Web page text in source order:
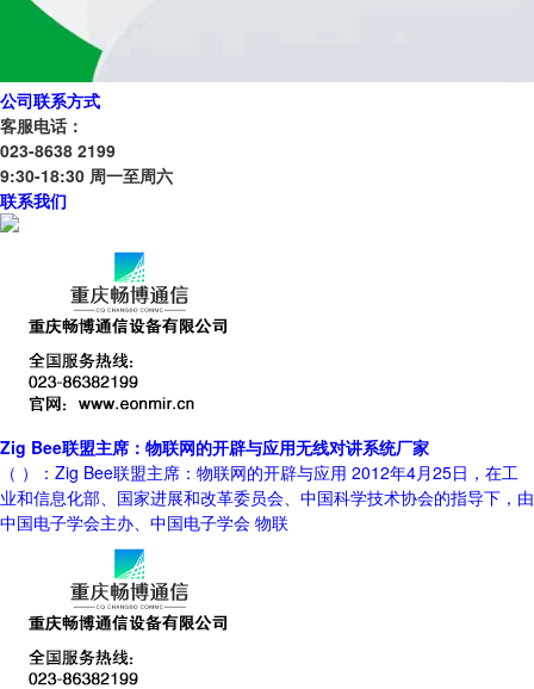
公司联系方式
客服电话：
023-8638 2199
9:30-18:30 周一至周六
联系我们
Zig Bee联盟主席：物联网的开辟与应用无线对讲系统厂家
（ ）：Zig Bee联盟主席：物联网的开辟与应用 2012年4月25日，在工
业和信息化部、国家进展和改革委员会、中国科学技术协会的指导下，由
中国电子学会主办、中国电子学会 物联